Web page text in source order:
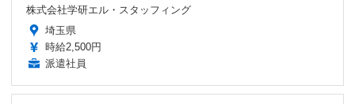
株式会社学研エル・スタッフィング
埼玉県
時給2,500円
派遣社員